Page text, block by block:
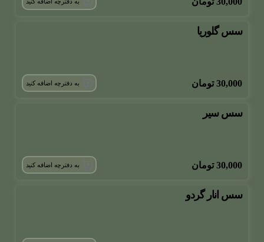
سس گلوریا
30,000 تومان به دفترچه اضافه کنید
سس سیر
30,000 تومان به دفترچه اضافه کنید
سس انار گردو